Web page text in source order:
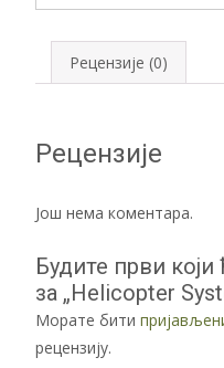
Рецензије (0)
Рецензије
Још нема коментара.
Будите први који
за „Helicopter
Морате бити
рецензију.